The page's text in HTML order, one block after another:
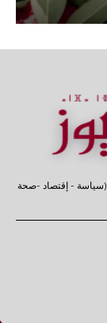
- إقتصاد -صحة